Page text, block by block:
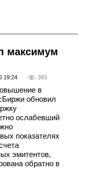
максимум
19:24 393
в
обновил
ослабевший
показателях
эмитентов,
обратно в